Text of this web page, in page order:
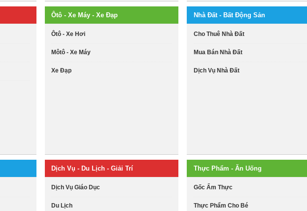
Ôtô - Xe Máy - Xe Đạp
Ôtô - Xe Hơi
Môtô - Xe Máy
Xe Đạp
Nhà Đất - Bất Động Sản
Cho Thuê Nhà Đất
Mua Bán Nhà Đất
Dịch Vụ Nhà Đất
Dịch Vụ - Du Lịch - Giải Trí
Dịch Vụ Giáo Dục
Du Lịch
Thực Phẩm - Ăn Uống
Gốc Ẩm Thực
Thực Phẩm Cho Bé